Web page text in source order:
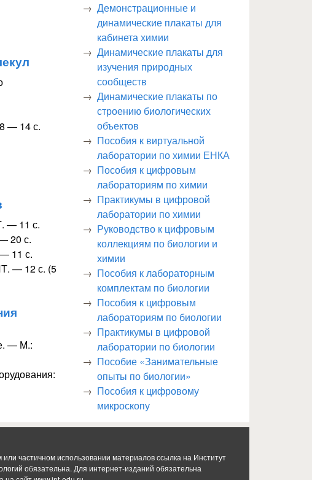
— 14 с.
— 11 с.
20 с.
11 с.
— 12 с. (5
— М.:
Демонстрационные и
динамические плакаты для
кабинета химии
Динамические плакаты для
изучения природных
сообществ
Динамические плакаты по
строению биологических
объектов
Пособия к виртуальной
лаборатории по химии ЕНКА
Пособия к цифровым
лабораториям по химии
Практикумы в цифровой
лаборатории по химии
Руководство к цифровым
коллекциям по биологии и
химии
Пособия к лабораторным
комплектам по биологии
Пособия к цифровым
лабораториям по биологии
Практикумы в цифровой
лаборатории по биологии
Пособие «Занимательные
опыты по биологии»
Пособия к цифровому
микроскопу
частичном использовании материалов ссылка на Институт
обязательна. Для интернет-изданий обязательна